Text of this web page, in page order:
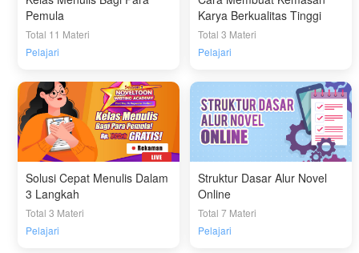
Pemula
Total 11 Materi
Pelajari
Karya Berkualitas Tinggi
Total 3 Materi
Pelajari
Solusi Cepat Menulis Dalam
3 Langkah
Total 3 Materi
Pelajari
Struktur Dasar Alur Novel
Online
Total 7 Materi
Pelajari